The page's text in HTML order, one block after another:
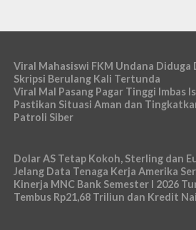
Viral Mahasiswi FKM Undana Diduga
Skripsi Berulang Kali Tertunda
Viral Mal Pasang Pagar Tinggi Imbas
Pastikan Situasi Aman dan
Patroli Siber
Dolar AS Tetap Kokoh, Sterling dan
Jelang Data Tenaga Kerja Amerika
Kinerja MNC Bank Semester I 2026
Tembus Rp21,68 Triliun dan Kredit